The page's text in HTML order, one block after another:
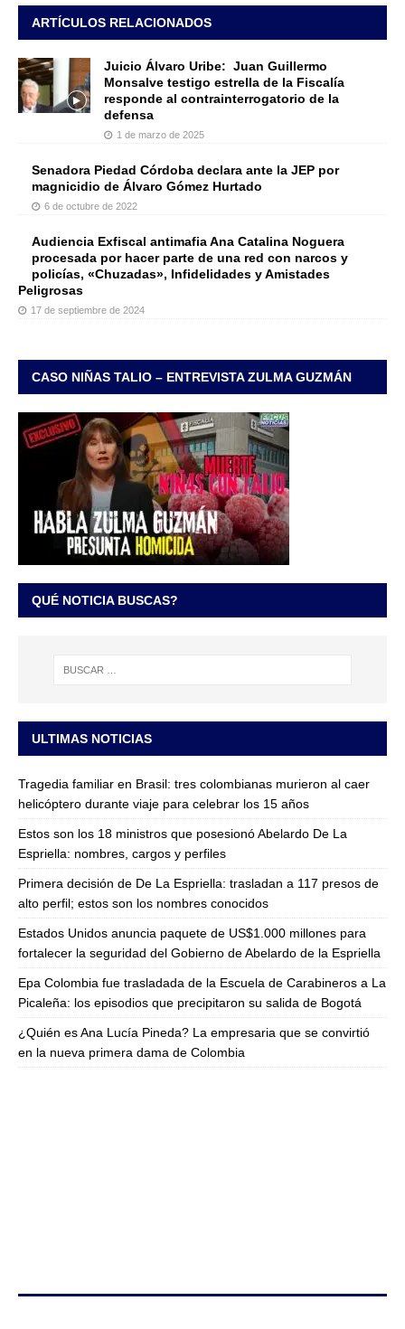
ARTÍCULOS RELACIONADOS
Juicio Álvaro Uribe: Juan Guillermo
Monsalve testigo estrella de la Fiscalía
responde al contrainterrogatorio de la
defensa
1 de marzo de 2025
Senadora Piedad Córdoba declara ante la JEP por
magnicidio de Álvaro Gómez Hurtado
6 de octubre de 2022
Audiencia Exfiscal antimafia Ana Catalina Noguera
procesada por hacer parte de una red con narcos y
policías, «Chuzadas», Infidelidades y Amistades
Peligrosas
17 de septiembre de 2024
CASO NIÑAS TALIO – ENTREVISTA ZULMA GUZMÁN
QUÉ NOTICIA BUSCAS?
ULTIMAS NOTICIAS
Tragedia familiar en Brasil: tres colombianas murieron al caer
helicóptero durante viaje para celebrar los 15 años
Estos son los 18 ministros que posesionó Abelardo De La
Espriella: nombres, cargos y perfiles
Primera decisión de De La Espriella: trasladan a 117 presos de
alto perfil; estos son los nombres conocidos
Estados Unidos anuncia paquete de US$1.000 millones para
fortalecer la seguridad del Gobierno de Abelardo de la Espriella
Epa Colombia fue trasladada de la Escuela de Carabineros a La
Picaleña: los episodios que precipitaron su salida de Bogotá
¿Quién es Ana Lucía Pineda? La empresaria que se convirtió
en la nueva primera dama de Colombia